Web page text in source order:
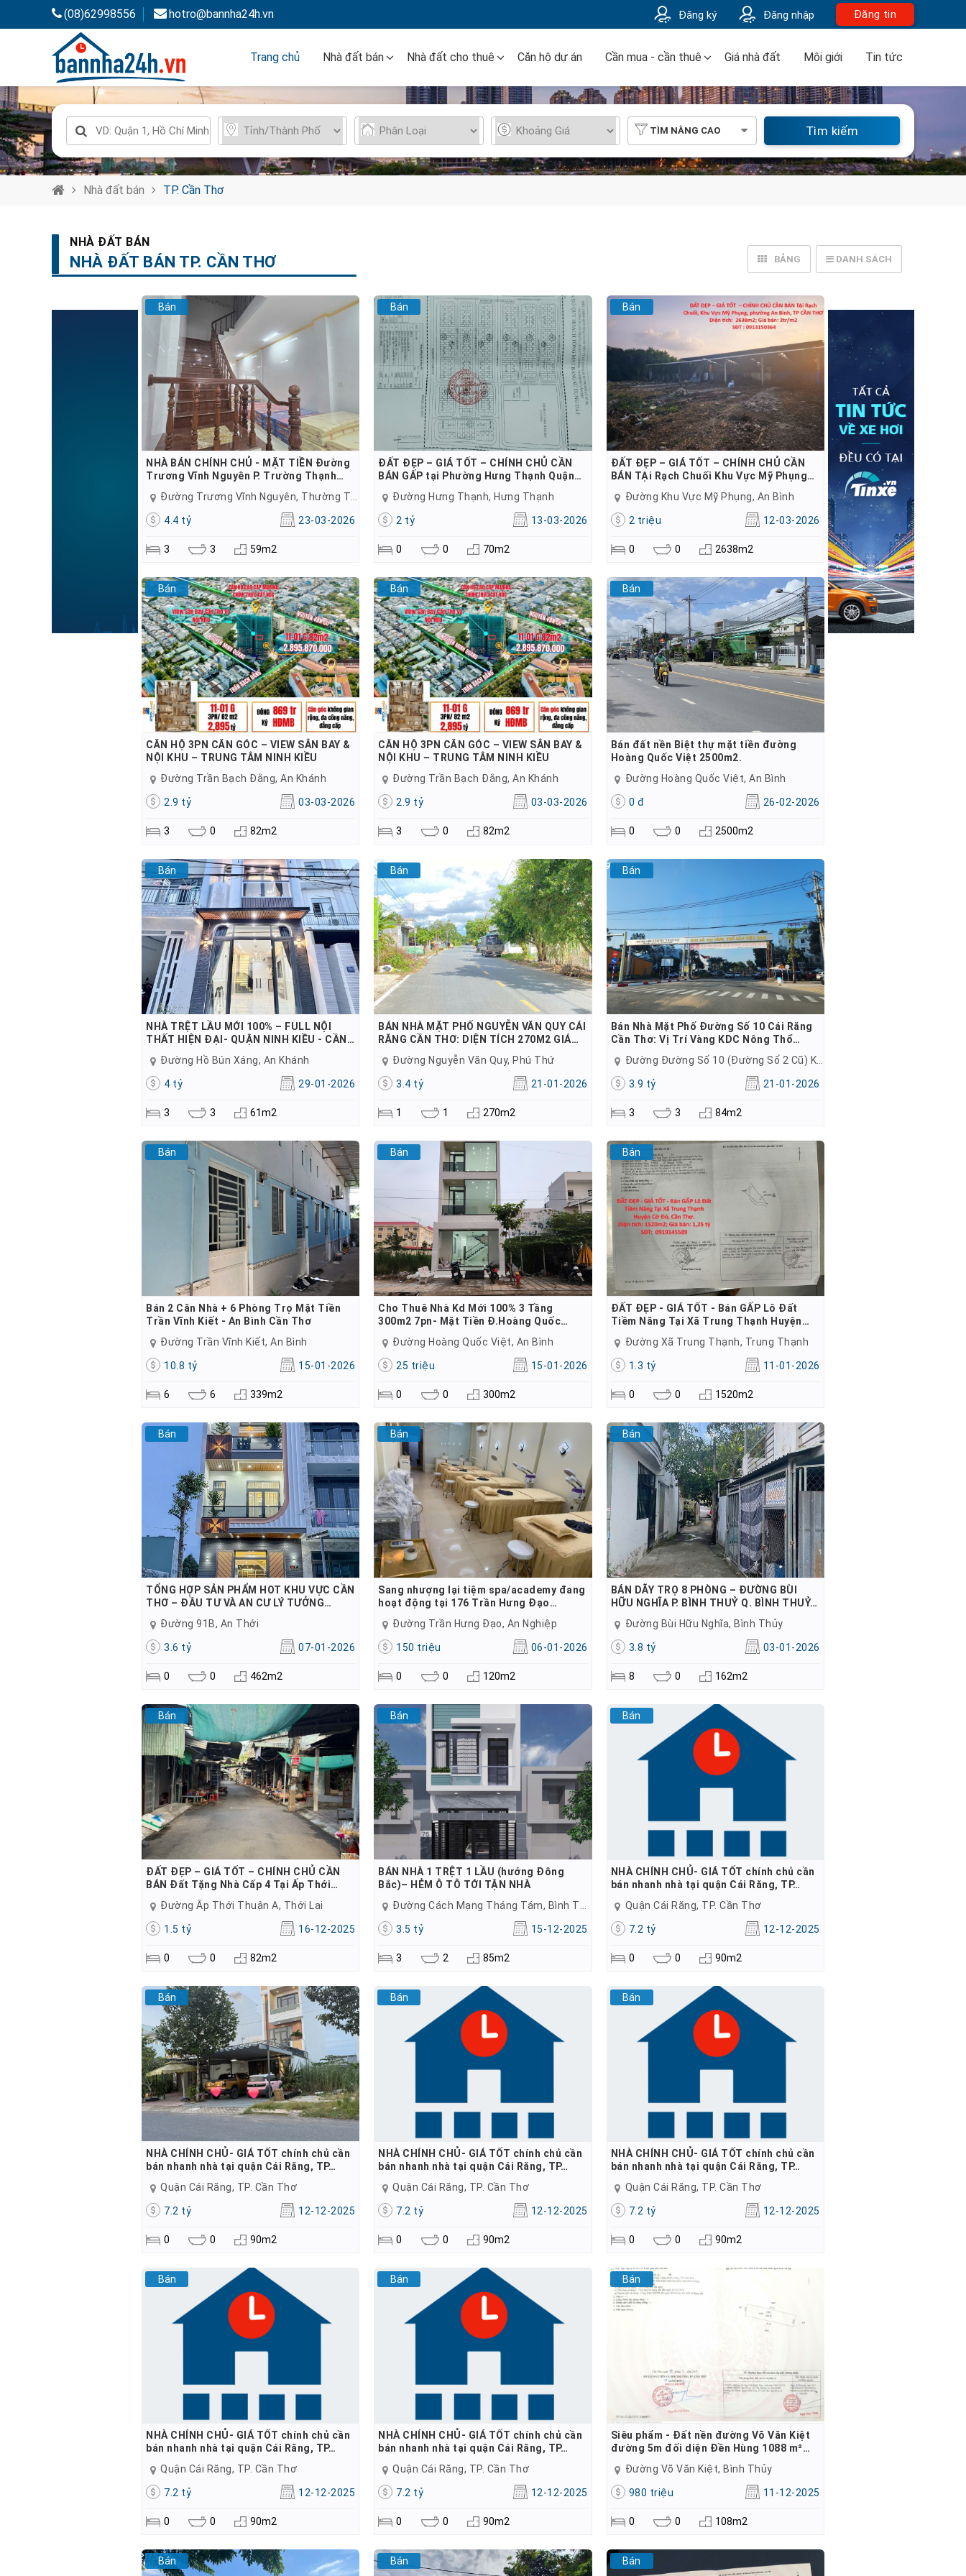
(08)62998556 hotro@bannha24h.vn Đăng tin
Đăng nhập
Đăng ký
Trang chủ Nhà đất bán Nhà đất cho thuê Căn hộ dự án Cần mua - cần thuê Giá nhà đất Môi giới Tin tức
TÌM NÂNG CAO Tìm kiếm
Nhà đất bán TP. Cần Thơ
NHÀ ĐẤT BÁN
NHÀ ĐẤT BÁN TP. CẦN THƠ BẢNG DANH SÁCH
Bán
NHÀ BÁN CHÍNH CHỦ - MẶT TIỀN Đường
Trương Vĩnh Nguyên P. Trường Thạnh…
4.4 tỷ 23-03-2026
3 3 59m2
Bán
ĐẤT ĐẸP – GIÁ TỐT – CHÍNH CHỦ CẦN
BÁN GẤP tại Phường Hưng Thạnh Quận…
Đường Hưng Thạnh, Hưng Thạnh
2 tỷ 13-03-2026
0 0 70m2
Bán
ĐẤT ĐẸP – GIÁ TỐT – CHÍNH CHỦ CẦN
BÁN TẠi Rạch Chuối Khu Vực Mỹ Phụng…
Đường Khu Vực Mỹ Phụng, An Bình
2 triệu 12-03-2026
0 0 2638m2
Bán
CĂN HỘ 3PN CĂN GÓC – VIEW SÂN BAY &
NỘI KHU – TRUNG TÂM NINH KIỀU
Đường Trần Bạch Đằng, An Khánh
2.9 tỷ 03-03-2026
3 0 82m2
Bán
CĂN HỘ 3PN CĂN GÓC – VIEW SÂN BAY &
NỘI KHU – TRUNG TÂM NINH KIỀU
Đường Trần Bạch Đằng, An Khánh
2.9 tỷ 03-03-2026
3 0 82m2
Bán
Bán đất nền Biệt thự mặt tiền đường
Hoàng Quốc Việt 2500m2.
Đường Hoàng Quốc Việt, An Bình
0 đ 26-02-2026
0 0 2500m2
Bán
NHÀ TRỆT LẦU MỚI 100% – FULL NỘI
THẤT HIỆN ĐẠI- QUẬN NINH KIỀU - CẦN…
Đường Hồ Bún Xáng, An Khánh
4 tỷ 29-01-2026
3 3 61m2
Bán
BÁN NHÀ MẶT PHỐ NGUYỄN VĂN QUY CÁI
RĂNG CẦN THƠ: DIỆN TÍCH 270M2 GIÁ…
Đường Nguyễn Văn Quy, Phú Thứ
3.4 tỷ 21-01-2026
1 1 270m2
Bán
Bán Nhà Mặt Phố Đường Số 10 Cái Răng
Cần Thơ: Vị Trí Vàng KDC Nông Thổ…
3.9 tỷ 21-01-2026
3 3 84m2
Bán
Bán 2 Căn Nhà + 6 Phòng Trọ Mặt Tiền
Trần Vĩnh Kiết - An Bình Cần Thơ
Đường Trần Vĩnh Kiết, An Bình
10.8 tỷ 15-01-2026
6 6 339m2
Bán
Cho Thuê Nhà Kd Mới 100% 3 Tầng
300m2 7pn- Mặt Tiền Đ.Hoàng Quốc…
Đường Hoàng Quốc Việt, An Bình
25 triệu 15-01-2026
0 0 300m2
Bán
ĐẤT ĐẸP - GIÁ TỐT - Bán GẤP Lô Đất
Tiềm Năng Tại Xã Trung Thạnh Huyện…
Đường Xã Trung Thạnh, Trung Thạnh
1.3 tỷ 11-01-2026
0 0 1520m2
Bán
TỔNG HỢP SẢN PHẨM HOT KHU VỰC CẦN
THƠ – ĐẦU TƯ VÀ AN CƯ LÝ TƯỞNG…
Đường 91B, An Thới
3.6 tỷ 07-01-2026
0 0 462m2
Bán
Sang nhượng lại tiệm spa/academy đang
hoạt động tại 176 Trần Hưng Đạo…
Đường Trần Hưng Đạo, An Nghiệp
150 triệu 06-01-2026
0 0 120m2
Bán
BÁN DÃY TRỌ 8 PHÒNG – ĐƯỜNG BÙI
HỮU NGHĨA P. BÌNH THUỶ Q. BÌNH THUỶ…
Đường Bùi Hữu Nghĩa, Bình Thủy
3.8 tỷ 03-01-2026
8 0 162m2
Bán
ĐẤT ĐẸP – GIÁ TỐT – CHÍNH CHỦ CẦN
BÁN Đất Tặng Nhà Cấp 4 Tại Ấp Thới…
Đường Ấp Thới Thuận A, Thới Lai
1.5 tỷ 16-12-2025
0 0 82m2
Bán
BÁN NHÀ 1 TRỆT 1 LẦU (hướng Đông
Bắc)– HẺM Ô TÔ TỚI TẬN NHÀ
3.5 tỷ 15-12-2025
3 2 85m2
Bán
NHÀ CHÍNH CHỦ- GIÁ TỐT chính chủ cần
bán nhanh nhà tại quận Cái Răng, TP…
Quận Cái Răng, TP. Cần Thơ
7.2 tỷ 12-12-2025
0 0 90m2
Bán
NHÀ CHÍNH CHỦ- GIÁ TỐT chính chủ cần
bán nhanh nhà tại quận Cái Răng, TP…
Quận Cái Răng, TP. Cần Thơ
7.2 tỷ 12-12-2025
0 0 90m2
Bán
NHÀ CHÍNH CHỦ- GIÁ TỐT chính chủ cần
bán nhanh nhà tại quận Cái Răng, TP…
Quận Cái Răng, TP. Cần Thơ
7.2 tỷ 12-12-2025
0 0 90m2
Bán
NHÀ CHÍNH CHỦ- GIÁ TỐT chính chủ cần
bán nhanh nhà tại quận Cái Răng, TP…
Quận Cái Răng, TP. Cần Thơ
7.2 tỷ 12-12-2025
0 0 90m2
Bán
NHÀ CHÍNH CHỦ- GIÁ TỐT chính chủ cần
bán nhanh nhà tại quận Cái Răng, TP…
Quận Cái Răng, TP. Cần Thơ
7.2 tỷ 12-12-2025
0 0 90m2
Bán
NHÀ CHÍNH CHỦ- GIÁ TỐT chính chủ cần
bán nhanh nhà tại quận Cái Răng, TP…
Quận Cái Răng, TP. Cần Thơ
7.2 tỷ 12-12-2025
0 0 90m2
Bán
Siêu phẩm - Đất nền đường Võ Văn Kiệt
đường 5m đối diện Đền Hùng 1088 m²…
Đường Võ Văn Kiệt, Bình Thủy
980 triệu 11-12-2025
0 0 108m2
Bán Bán Bán